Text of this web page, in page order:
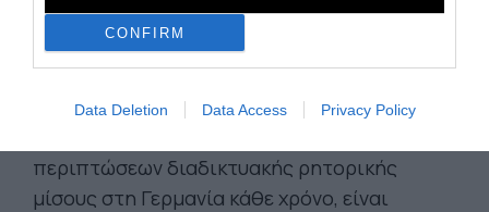
CONFIRM
Data Deletion Data Access Privacy Policy
γερμανικές αρχές θα διευκολύνουν επίσης
πολιτικούς, εθελοντές και δημοσιογράφους
να εμποδίζουν άλλα άτομα να παίρνουν τις
διευθύνσεις τους από τα δημόσια μητρώα.
περιπτώσεων διαδικτυακής ρητορικής
μίσους στη Γερμανία κάθε χρόνο, είναι